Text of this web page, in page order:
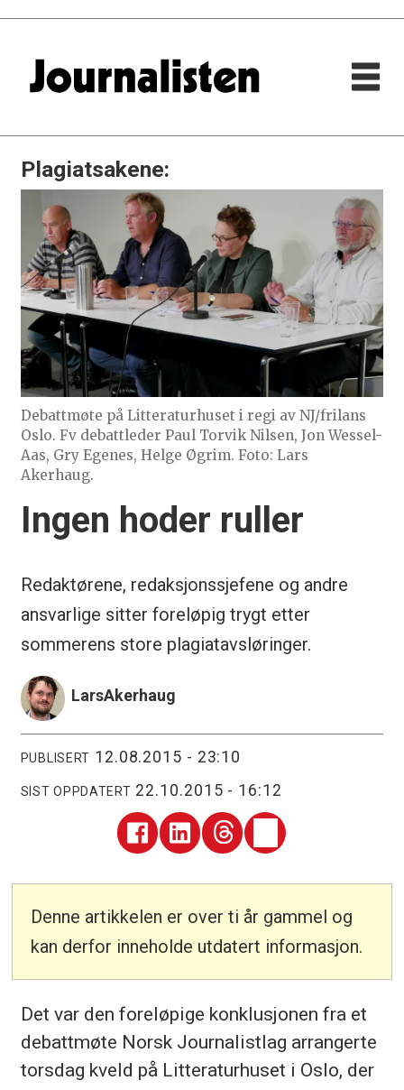
Plagiatsakene:
Debattmøte på Litteraturhuset i regi av NJ/frilans
Oslo. Fv debattleder Paul Torvik Nilsen, Jon Wessel-
Aas, Gry Egenes, Helge Øgrim. Foto: Lars
Akerhaug.
Ingen hoder ruller
Redaktørene, redaksjonssjefene og andre
ansvarlige sitter foreløpig trygt etter
sommerens store plagiatavsløringer.
LarsAkerhaug
PUBLISERT 12.08.2015 - 23:10
SIST OPPDATERT 22.10.2015 - 16:12
Denne artikkelen er over ti år gammel og
kan derfor inneholde utdatert informasjon.
Det var den foreløpige konklusjonen fra et
debattmøte Norsk Journalistlag arrangerte
torsdag kveld på Litteraturhuset i Oslo, der